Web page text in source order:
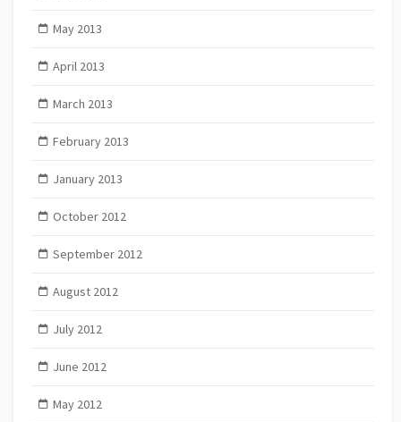
May 2013
April 2013
March 2013
February 2013
January 2013
October 2012
September 2012
August 2012
July 2012
June 2012
May 2012